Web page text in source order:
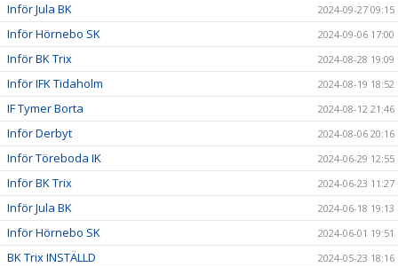
Inför Jula BK 2024-09-27 09:15
Inför Hörnebo SK 2024-09-06 17:00
Inför BK Trix 2024-08-28 19:09
Inför IFK Tidaholm 2024-08-19 18:52
IF Tymer Borta 2024-08-12 21:46
Inför Derbyt 2024-08-06 20:16
Inför Töreboda IK 2024-06-29 12:55
Inför BK Trix 2024-06-23 11:27
Inför Jula BK 2024-06-18 19:13
Inför Hörnebo SK 2024-06-01 19:51
BK Trix INSTÄLLD 2024-05-23 18:16